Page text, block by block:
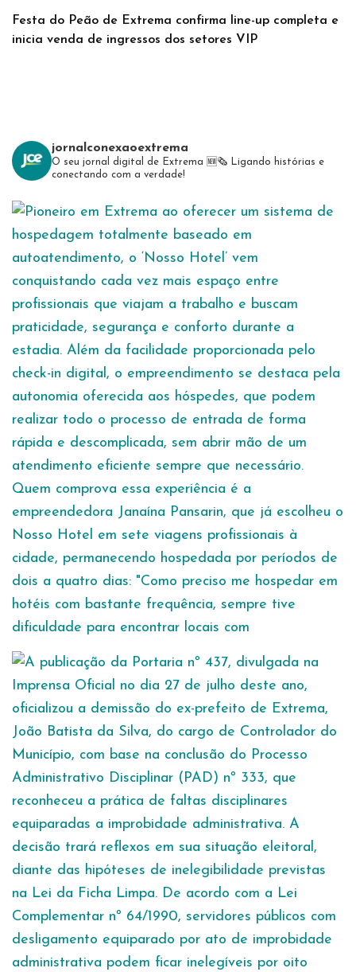
Festa do Peão de Extrema confirma line-up completa e
inicia venda de ingressos dos setores VIP
jornalconexaoextrema
O seu jornal digital de Extrema 🆕️🗞 Ligando histórias e
conectando com a verdade!